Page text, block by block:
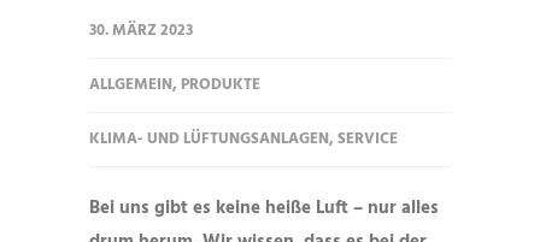
30. MÄRZ 2023
ALLGEMEIN, PRODUKTE
KLIMA- UND LÜFTUNGSANLAGEN,SERVICE
Bei uns gibt es keine heiße Luft – nur alles